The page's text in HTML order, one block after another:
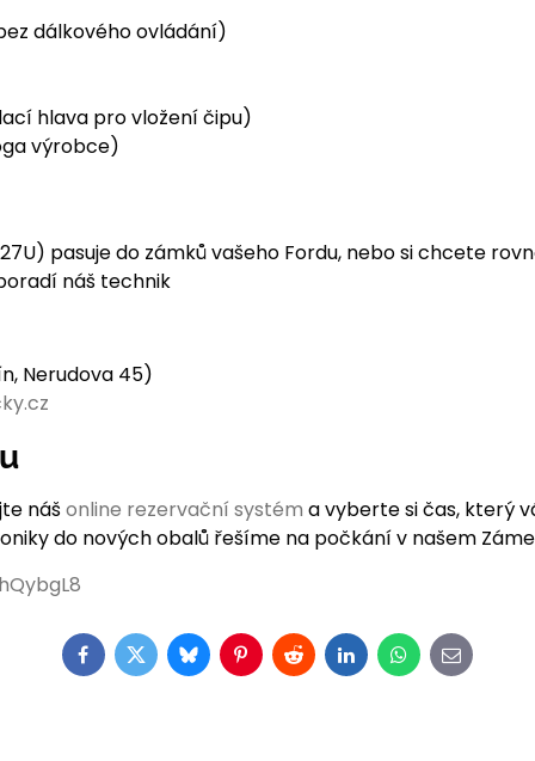
dálkového ovládání)
hlava pro vložení čipu)
výrobce)
pasuje do zámků vašeho Fordu, nebo si chcete
náš technik
Nerudova 45)
nášonline rezervační systém a vyberte si čas, který
do nových obalů řešíme na počkání v našem
Facebook
TwitterBlueskyPinterest
RedditLinkedInWhatsApp
E-
mail